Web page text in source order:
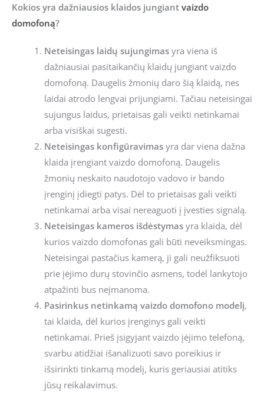
Kokios yra dažniausios klaidos jungiant vaizdo
domofoną?
Neteisingas laidų sujungimasyra viena iš
dažniausiai pasitaikančių klaidų jungiant vaizdo
domofoną. Daugelis žmonių daro šią klaidą, nes
laidai atrodo lengvai prijungiami. Tačiau neteisingai
sujungus laidus, prietaisas gali veikti netinkamai
arba visiškai sugesti.
Neteisingas konfigūravimasyra dar viena dažna
klaida įrengiant vaizdo domofoną. Daugelis
žmonių neskaito naudotojo vadovo ir bando
įrenginį įdiegti patys. Dėl to prietaisas gali veikti
netinkamai arba visai nereaguoti į įvesties signalą.
Neteisingas kameros išdėstymasyra klaida, dėl
kurios vaizdo domofonas gali būti neveiksmingas.
Neteisingai pastačius kamerą, ji gali neužfiksuoti
prie įėjimo durų stovinčio asmens, todėl lankytojo
atpažinti bus neįmanoma.
Pasirinkus netinkamą vaizdo domofono modelį,
tai klaida, dėl kurios įrenginys gali veikti
netinkamai. Prieš įsigyjant vaizdo įėjimo telefoną,
svarbu atidžiai išanalizuoti savo poreikius ir
išsirinkti tinkamą modelį, kuris geriausiai atitiks
jūsų reikalavimus.